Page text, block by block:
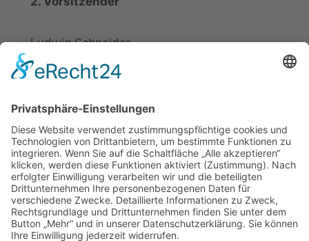
Ludwig Schneider
Tel.: +49 2721 20800
E-Mail:info@elspe.com
Kontakt
Arbeitsgemeinschaft für
örtliche Belange e. V.
ARGE Elspe
Quellengrund 6
Datenschutzerklärung
Impressum
Kontakt
Download